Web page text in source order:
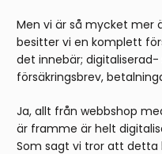
Men vi är så mycket mer
besitter vi en komplett
det innebär;
försäkringsbrev,
Ja, allt från webbshop
är framme är helt
Som sagt vi tror att detta